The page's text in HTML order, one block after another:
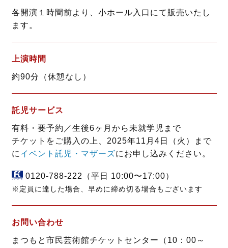
各開演１時間前より、小ホール入口にて販売いたし
ます。
上演時間
約90分（休憩なし）
託児サービス
有料・要予約／生後6ヶ月から未就学児まで
チケットをご購入の上、2025年11月4日（火）まで
に イベント託児・マザーズにお申し込みください。
0120-788-222 （平日 10:00〜17:00）
※定員に達した場合、早めに締め切る場合もございます
お問い合わせ
まつもと市民芸術館チケットセンター（10：00～